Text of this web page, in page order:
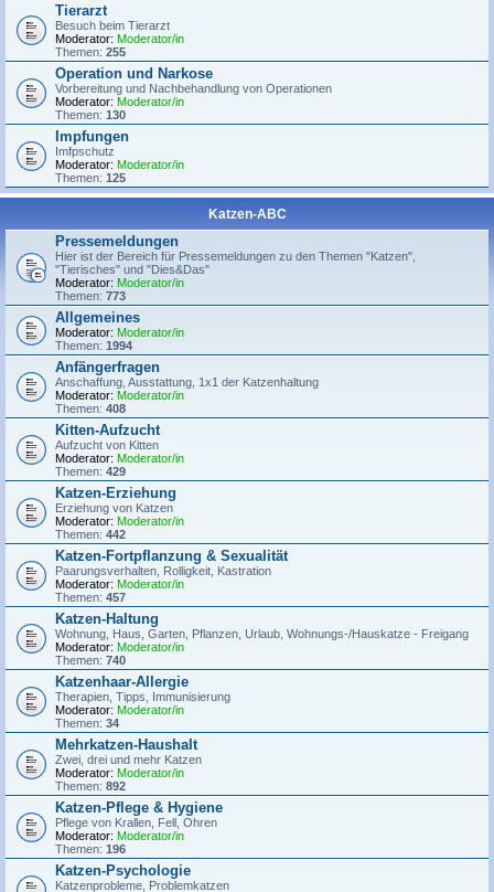
Tierarzt
Besuch beim Tierarzt
Moderator: Moderator/in
Themen: 255
Operation und Narkose
Vorbereitung und Nachbehandlung von Operationen
Moderator: Moderator/in
Themen: 130
Impfungen
Imfpschutz
Moderator: Moderator/in
Themen: 125
Katzen-ABC
Pressemeldungen
Hier ist der Bereich für Pressemeldungen zu den Themen "Katzen",
"Tierisches" und "Dies&Das"
Moderator: Moderator/in
Themen: 773
Allgemeines
Moderator: Moderator/in
Themen: 1994
Anfängerfragen
Anschaffung, Ausstattung, 1x1 der Katzenhaltung
Moderator: Moderator/in
Themen: 408
Kitten-Aufzucht
Aufzucht von Kitten
Moderator: Moderator/in
Themen: 429
Katzen-Erziehung
Erziehung von Katzen
Moderator: Moderator/in
Themen: 442
Katzen-Fortpflanzung & Sexualität
Paarungsverhalten, Rolligkeit, Kastration
Moderator: Moderator/in
Themen: 457
Katzen-Haltung
Wohnung, Haus, Garten, Pflanzen, Urlaub, Wohnungs-/Hauskatze - Freigang
Moderator: Moderator/in
Themen: 740
Katzenhaar-Allergie
Therapien, Tipps, Immunisierung
Moderator: Moderator/in
Themen: 34
Mehrkatzen-Haushalt
Zwei, drei und mehr Katzen
Moderator: Moderator/in
Themen: 892
Katzen-Pflege & Hygiene
Pflege von Krallen, Fell, Ohren
Moderator: Moderator/in
Themen: 196
Katzen-Psychologie
Katzenprobleme, Problemkatzen